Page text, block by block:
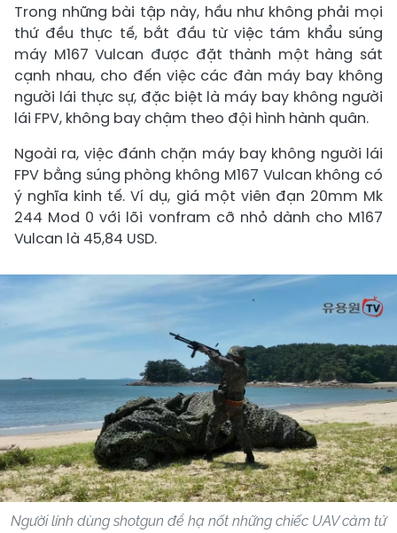
Trong những bài tập này, hầu như không phải mọi
thứ đều thực tế, bắt đầu từ việc tám khẩu súng
máy M167 Vulcan được đặt thành một hàng sát
cạnh nhau, cho đến việc các đàn máy bay không
người lái thực sự, đặc biệt là máy bay không người
lái FPV, không bay chậm theo đội hình hành quân.
Ngoài ra, việc đánh chặn máy bay không người lái
FPV bằng súng phòng không M167 Vulcan không có
ý nghĩa kinh tế. Ví dụ, giá một viên đạn 20mm Mk
244 Mod 0 với lõi vonfram cỡ nhỏ dành cho M167
Vulcan là 45,84 USD.
Người lính dùng shotgun để hạ nốt những chiếc UAV cảm tử